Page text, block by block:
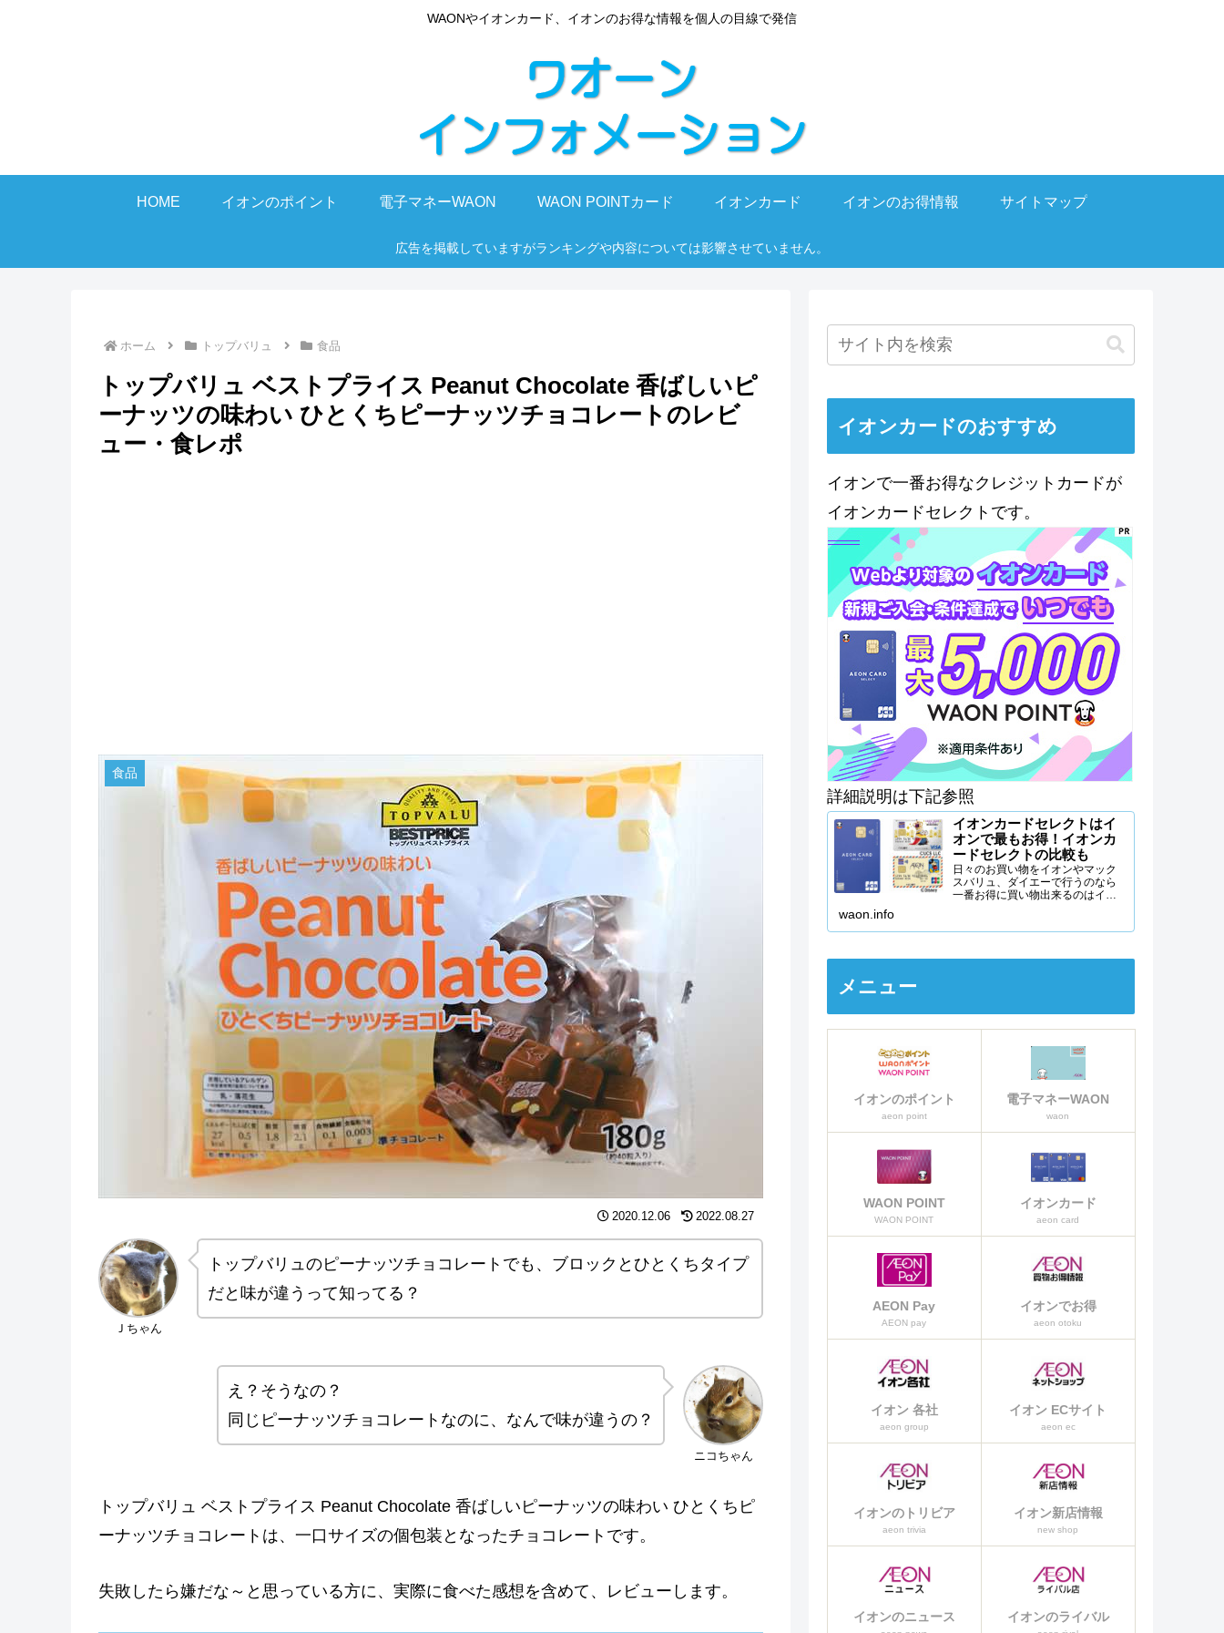
WAONやイオンカード、イオンのお得な情報を個人の目線で発信
HOME イオンのポイント 電子マネーWAON WAON POINTカード イオンカード イオンのお得情報 サイトマップ
広告を掲載していますがランキングや内容については影響させていません。
ホーム トップバリュ 食品
トップバリュ ベストプライス Peanut Chocolate 香ばしいピ
ーナッツの味わい ひとくちピーナッツチョコレートのレビ
ュー・食レポ
食品
2020.12.06 2022.08.27
Ｊちゃん
トップバリュのピーナッツチョコレートでも、ブロックとひとくちタイプ
だと味が違うって知ってる？
ニコちゃん
え？そうなの？
同じピーナッツチョコレートなのに、なんで味が違うの？
トップバリュ ベストプライス Peanut Chocolate 香ばしいピーナッツの味わい ひとくちピ
ーナッツチョコレートは、一口サイズの個包装となったチョコレートです。
失敗したら嫌だな～と思っている方に、実際に食べた感想を含めて、レビューします。
イオンカードのおすすめ
イオンで一番お得なクレジットカードが
イオンカードセレクトです。
詳細説明は下記参照
イオンカードセレクトはイ
オンで最もお得！イオンカ
ードセレクトの比較も
日々のお買い物をイオンやマック
スバリュ、ダイエーで行うのなら
一番お得に買い物出来るのはイオ
から、イオンカードセレクトがな
カードなのか詳しく説明をしてい
waon.info
メニュー
イオンのポイント
aeon point
電子マネーWAON
waon
WAON POINT
WAON POINT
イオンカード
aeon card
AEON Pay
AEON pay
イオンでお得
aeon otoku
イオン 各社
aeon group
イオン ECサイト
aeon ec
イオンのトリビア
aeon trivia
イオン新店情報
new shop
イオンのニュース イオンのライバル